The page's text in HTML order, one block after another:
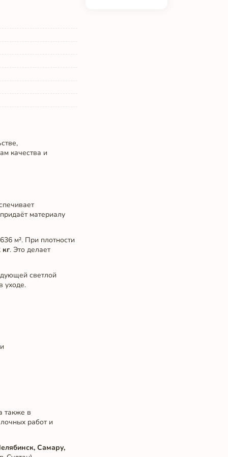
качества и
материалу
м². При плотности
кг. Это делает
светлой
уходе.
также в
работ и
Самару,